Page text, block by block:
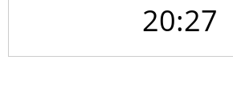
20:27
12:36